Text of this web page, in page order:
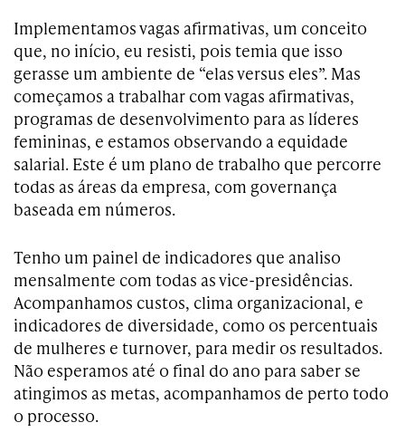
Implementamos vagas afirmativas, um conceito
que, no início, eu resisti, pois temia que isso
gerasse um ambiente de “elas versus eles”. Mas
começamos a trabalhar com vagas afirmativas,
programas de desenvolvimento para as líderes
femininas, e estamos observando a equidade
salarial. Este é um plano de trabalho que percorre
todas as áreas da empresa, com governança
baseada em números.
Tenho um painel de indicadores que analiso
mensalmente com todas as vice-presidências.
Acompanhamos custos, clima organizacional, e
indicadores de diversidade, como os percentuais
de mulheres e turnover, para medir os resultados.
Não esperamos até o final do ano para saber se
atingimos as metas, acompanhamos de perto todo
o processo.